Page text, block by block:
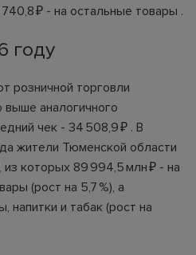
740,8 ₽ - на остальные товары .
году
розничной торговли
выше аналогичного
чек - 34 508,9 ₽ . В
жители Тюменской области
из которых 89 994,5 млн ₽ - на
(рост на 5,7 %), а
напитки и табак (рост на